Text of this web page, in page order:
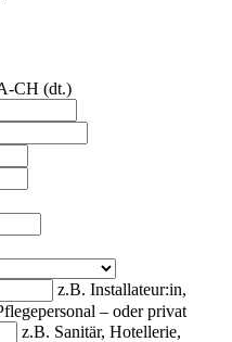
CH (dt.)
z.B. Installateur:in,
– oder privat
z.B. Sanitär, Hotellerie,